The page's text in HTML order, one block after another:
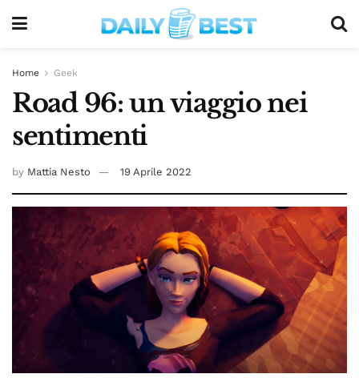
Home Geek
Road 96: un viaggio nei
sentimenti
by Mattia Nesto 19 Aprile 2022